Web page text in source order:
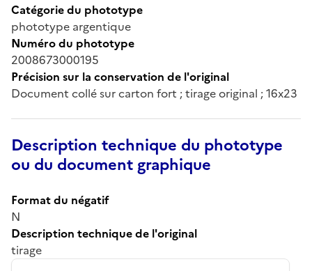
Catégorie du phototype
phototype argentique
Numéro du phototype
2008673000195
Précision sur la conservation de l'original
Document collé sur carton fort ; tirage original ; 16x23
Description technique du phototype
ou du document graphique
Format du négatif
N
Description technique de l'original
tirage